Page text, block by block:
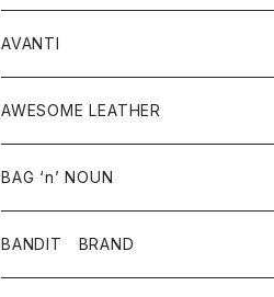
シューズ
アクセサリー
その他雑貨
ジャケット
ベスト
シャツ
ワンピース
ボトム
スカート
パンツ
グッズ
靴
ウォレット
バッグ
グッズ
靴
AVANTI
シャツ
AWESOME LEATHER
アウター
革ジャケット
BAG ‘n’ NOUN
アクセサリー
BANDIT BRAND